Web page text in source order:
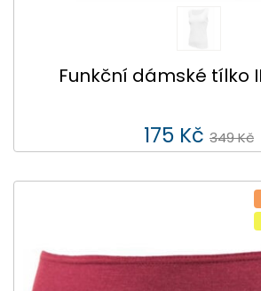
Funkční dámské tílko
175 Kč 349 Kč